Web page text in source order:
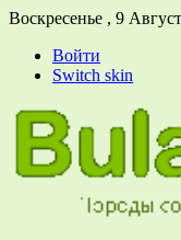
Воскресенье , 9
Войти
Switch skin